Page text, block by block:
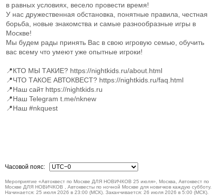
в равных условиях, весело провести время!
У нас дружественная обстановка, понятные правила, честная
борьба, новые знакомства и самые разнообразные игры в
Москве!
Мы будем рады принять Вас в свою игровую семью, обучить
вас всему что умеют уже опытные игроки!
📍КТО МЫ ТАКИЕ? https://nightkids.ru/about.html
📍ЧТО ТАКОЕ АВТОКВЕСТ? https://nightkids.ru/faq.html
📍Наш сайт https://nightkids.ru
📍Наш Telegram t.me/nknew
📍Наш #nkquest
Часовой пояс:
Мероприятие «Автоквест по Москве ДЛЯ НОВИЧКОВ 25 июля», Москва, Автоквест по
Москве ДЛЯ НОВИЧКОВ , Автоквесты по ночной Москве для новичков каждую субботу.
Начинается: 25 июля 2026 в 23:00 (МСК). Заканчивается: 26 июля 2026 в 5:00 (МСК).